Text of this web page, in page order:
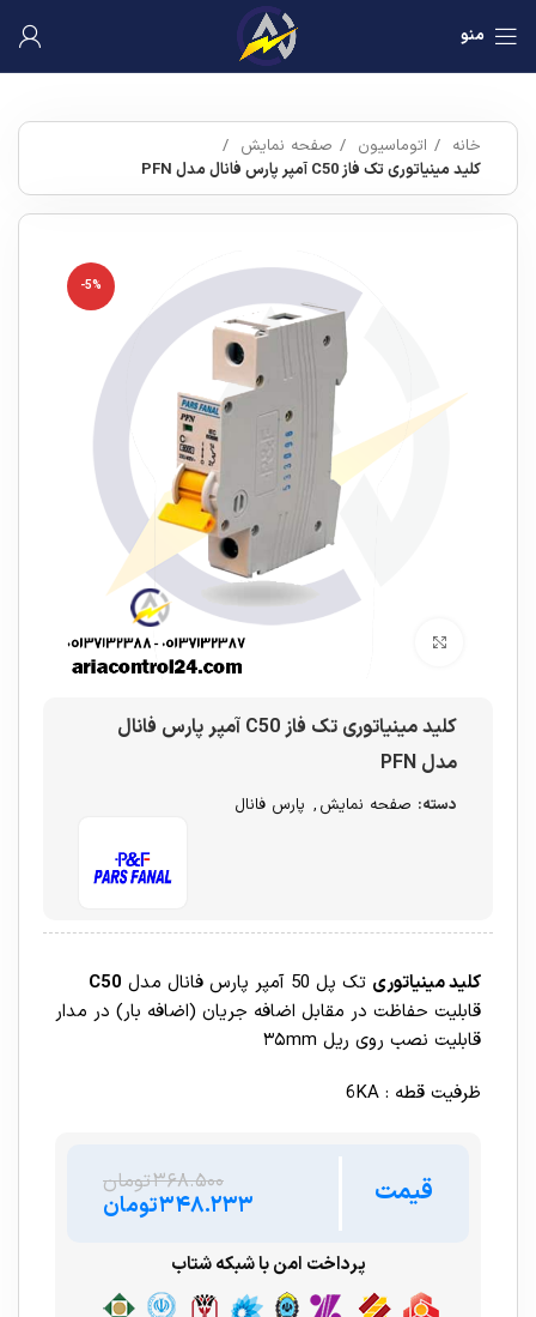
منو
خانه اتوماسیون
صفحه نمایش
کلید مینیاتوری تک فاز C50 آمپر پارس فانال مدل PFN
-5%
کلید مینیاتوری تک فاز C50 آمپر پارس فانال
مدل PFN
دسته: صفحه نمایش , پارس فانال
کلید مینیاتوری تک پل 50 آمپر پارس فانال مدل
C50
قابليت حفاظت در مقابل اضافه جريان (اضافه بار) در مدار
قابلیت نصب روی ریل ۳۵mm
ظرفیت قطه : 6KA
قیمت ۳۶۸.۵۰۰تومان
۳۴۸.۲۳۳تومان
پرداخت امن با شبکه شتاب